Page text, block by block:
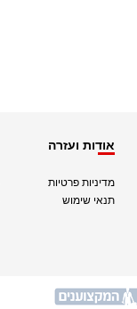
אודות ועזרה
מדיניות פרטיות
תנאי שימוש